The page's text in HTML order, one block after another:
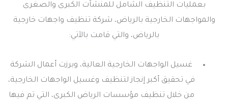
بعمليات التنظيف الشامل للمنشآت الكبرى والصغرى
والمواجهات الخارجية بالرياض، شركة تنظيف واجهات خارجية
بالرياض، والتي قامت بالآتي:
غسيل الواجهات الخارجية العالية، وبرزت أعمال الشركة
في تحقيق أكبر إنجاز لتنظيف وغسيل الواجهات الخارجية،
من خلال تنظيف مؤسسات الرياض الكبرى، التي تم فيها